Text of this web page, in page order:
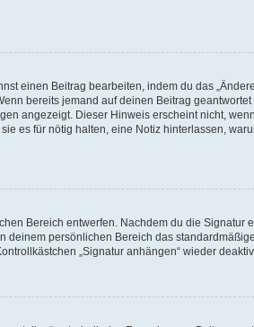
einen Beitrag bearbeiten, indem du das
bereits jemand auf deinen Beitrag
angezeigt. Dieser Hinweis erscheint nicht,
es für nötig halten, eine Notiz hinterlassen,
Bereich entwerfen. Nachdem du die Signatur
deinem persönlichen Bereich das
„Signatur anhängen“ wieder